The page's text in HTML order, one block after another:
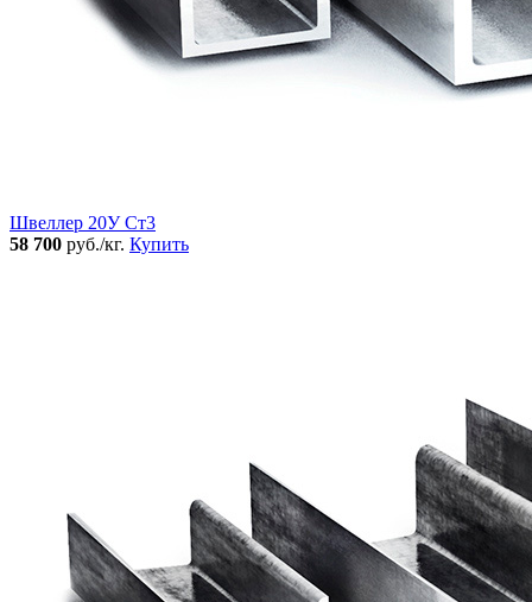
Швеллер 20У Ст3
58 700 руб./кг. Купить